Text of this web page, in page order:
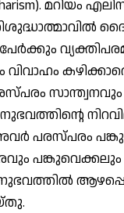
മറിയം
വിവാഹം
പരസ്പരം